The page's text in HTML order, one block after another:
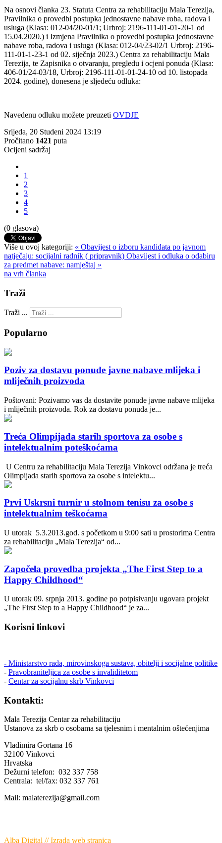
Na osnovi članka 23. Statuta Centra za rehabilitaciju Mala Terezija,
Pravilnika o provedbi postupka jednostavne nabave roba, radova i
usluga (Klasa: 012-04/20-01/1; Urbroj: 2196-111-01-01-20-1 od
15.04.2020.) i Izmjena Pravilnika o provedbi postupka jednostavne
nabave roba, radova i usluga (Klasa: 012-04/23-02/1 Urbroj: 2196-
111-01-1-23-1 od 02. siječnja 2023.) Centra za rehabilitaciju Mala
Terezija, te Zapisnika o otvaranju, pregledu i ocjeni ponuda (Klasa:
406-01/24-03/18, Urbroj: 2196-111-01-01-24-10 od 10. listopada
2024. godine), donesena je sljedeću odluka:
Navedenu odluku možete preuzeti OVDJE
Srijeda, 20 Studeni 2024 13:19
Pročitano 1421 puta
Ocijeni sadržaj
1
2
3
4
5
(0 glasova)
Više u ovoj kategoriji: « Obavijest o izboru kandidata po javnom
natječaju: socijalni radnik ( pripravnik) Obavijest i odluka o odabiru
za predmet nabave: namještaj »
na vrh članka
Traži
Traži ...
Popularno
Poziv za dostavu ponude javne nabave mlijeka i
mliječnih proizvoda
Poštovani: Pozivamo vas da dostavite ponude javne nabave mlijeka
i mliječnih proizvoda. Rok za dostavu ponuda je...
Treća Olimpijada starih sportova za osobe s
intelektualnim poteškoćama
U Centru za rehabilitaciju Mala Terezija Vinkovci održana je treća
Olimpijada starih sportova za osobe s intelektu...
Prvi Uskrsni turnir u stolnom tenisu za osobe s
intelektualnim teškoćama
U utorak 5.3.2013.god. s početkom u 9:00 sati u prostorima Centra
za rehabilitaciju „Mala Terezija“ od...
Započela provedba projekta „The First Step to a
Happy Childhood“
U utorak 09. srpnja 2013. godine po potpisivanju ugovara projekt
„The First Step to a Happy Childhood“ je za...
Korisni linkovi
- Ministarstvo rada, mirovinskoga sustava, obitelji i socijalne politike
- Pravobraniteljica za osobe s invaliditetom
- Centar za socijalnu skrb Vinkovci
Kontakti:
Mala Terezija Centar za rehabilitaciju
Ustanova za skrb o osobama sa tjelesnim i mentalnim oštećenjima
Vladimira Gortana 16
32100 Vinkovci
Hrvatska
Dežurni telefon: 032 337 758
Centrala: tel/fax: 032 337 761
Mail: malaterezija@gmail.com
Alba Digital //Izrada web stranica